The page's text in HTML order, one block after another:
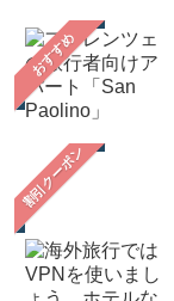
おすすめ